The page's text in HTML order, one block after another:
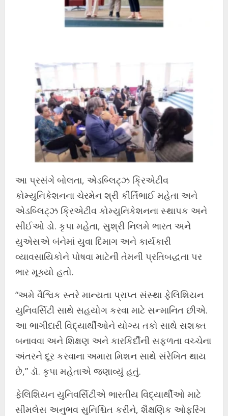
આ પ્રસંગે બોલતા, એડબ્લિટ્ઝ ક્રિએટીવ
કોમ્યુનિકેશનના ચેરમેન શ્રી કીર્તિભાઈ મહેતા અને
એડબ્લિટ્ઝ ક્રિએટીવ કોમ્યુનિકેશનના સ્થાપક અને
સીઈઓ ડો. કૃપા મહેતા, સુશ્રી નિલમે ભારત અને
યુએસએ બંનેમાં યુવા દિમાગ અને કાર્યકારી
વ્યાવસાયિકોને પોષવા માટેની તેમની પ્રતિબદ્ધતા પર
ભાર મૂક્યો હતો.
“અમે વૈશ્વિક સ્તરે માન્યતા પ્રાપ્ત સંસ્થા ફેલિશિયન
યુનિવર્સિટી સાથે સહયોગ કરવા માટે સન્માનિત છીએ.
આ ભાગીદારી વિદ્યાર્થીઓને યોગ્ય તકો સાથે સશક્ત
બનાવવા અને શિક્ષણ અને કારકિર્દીની સફળતા વચ્ચેના
અંતરને દૂર કરવાના અમારા મિશન સાથે સંરેખિત થાય
છે,” ડૉ. કૃપા મહેતાએ જણાવ્યું હતું.
ફેલિશિયન યુનિવર્સિટીએ ભારતીય વિદ્યાર્થીઓ માટે
સીમલેસ અનુભવ સુનિશ્ચિત કરીને, શૈક્ષણિક ઓફરિંગ